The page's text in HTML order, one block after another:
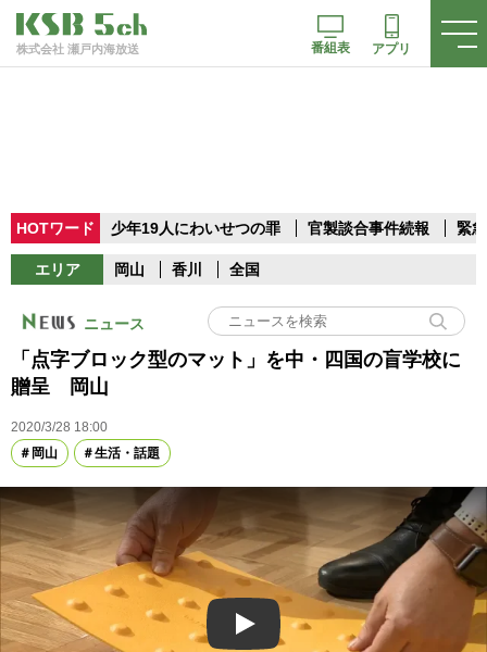
株式会社 瀬戸内海放送 番組表 アプリ
HOTワード 少年19人にわいせつの罪 官製談合事件続報 緊
エリア 岡山 香川 全国
ニュース
「点字ブロック型のマット」を中・四国の盲学校に
贈呈 岡山
2020/3/28 18:00
岡山
生活・話題
Play